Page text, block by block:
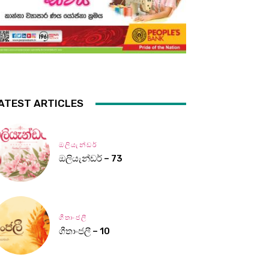
ARTICLES
ඔලියැන්ඩර්
ඔලියැන්ඩර් – 73
ගීතාංජලී
ගීතාංජලී – 10